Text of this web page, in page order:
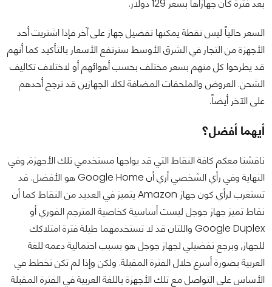
بعد فترة كان جهازاها بسعر 129 دولار.
السعر حالياً ليس نقطة يمكنها تفضيل جهاز على آخر فإذا اشتريت أحد
الأجهزة من التجار في الشرق الأوسط سترتفع الأسعار بالتأكيد كما أنهم
قد يطرحوا كل منهم بسعر مختلف بحسب أهوائهم أو لاختلاف تكاليف
الشحن. العروض والملحقات المضافة لكلا الجهازين قد ترجح أحدهم
على الآخر أيضاً.
أيهما أفضل؟
ناقشنا معكم كافة النقاط التي قد يواجها مستخدمي تلك الأجهزة, وفي
النهاية وفي رأي الشخصي أري أن Google Home هو الأفضل. قد
تستغرب لرأي كون جهاز Amazon يتميز في العديد من النقاط كما أن
نقاط تميز جهاز جوجل ليست أساسية كخاصية المترجم الفوري أو
Google Duplex واللتان قد لا تستخدمهما طيلة فترة امتلاكك
للجهاز, وبرجع تفضيلي لجهاز جوجل هو بسبب احتمالية دعمه للغة
العربية بصورة أسرع خلال الفترة المقبلة. ولكن وإذا لم تكن تخطط في
الأساس على التواصل مع تلك الأجهزة باللغة العربية في الفترة المقبلة